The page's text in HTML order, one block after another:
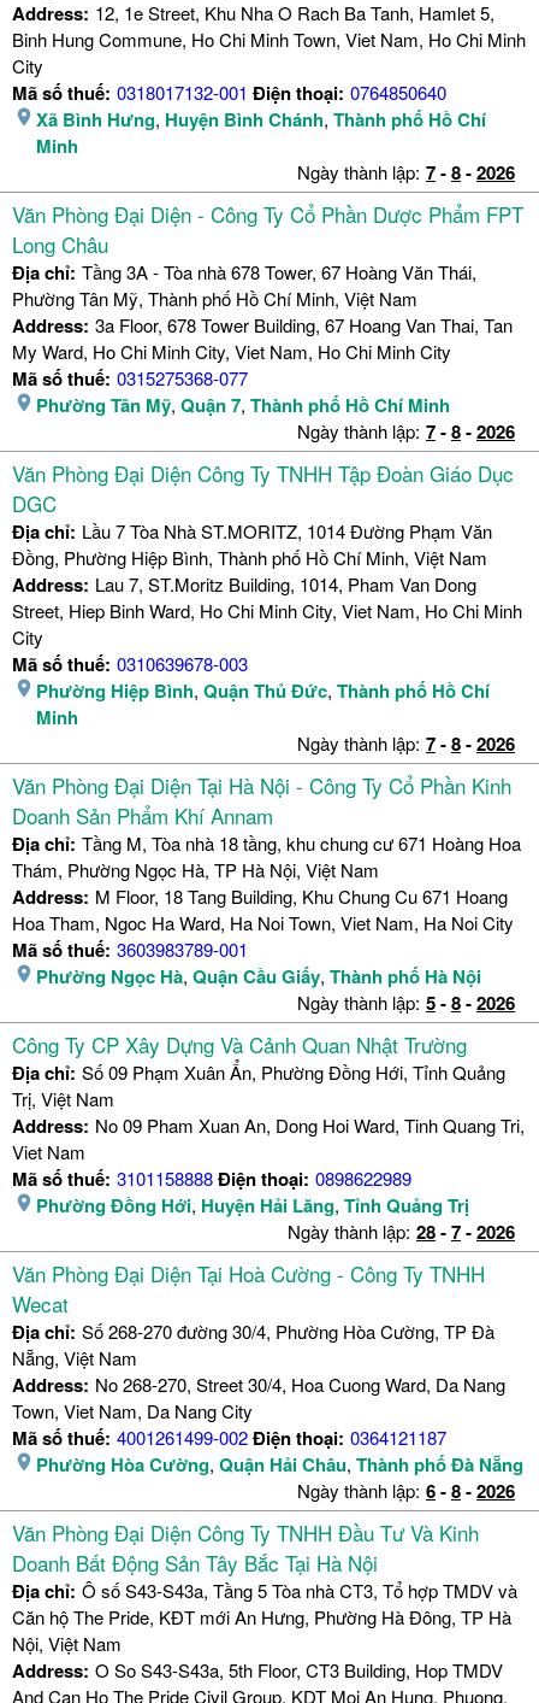
Address: 12, 1e Street, Khu Nha O Rach Ba Tanh, Hamlet 5,
Binh Hung Commune, Ho Chi Minh Town, Viet Nam, Ho Chi Minh
City
Mã số thuế: 0318017132-001 Điện thoại: 0764850640
Xã Bình Hưng, Huyện Bình Chánh, Thành phố Hồ Chí
Minh
Ngày thành lập: 7-8-2026
Văn Phòng Đại Diện - Công Ty Cổ Phần Dược Phẩm FPT
Long Châu
Địa chỉ: Tầng 3A - Tòa nhà 678 Tower, 67 Hoàng Văn Thái,
Phường Tân Mỹ, Thành phố Hồ Chí Minh, Việt Nam
Address: 3a Floor, 678 Tower Building, 67 Hoang Van Thai, Tan
My Ward, Ho Chi Minh City, Viet Nam, Ho Chi Minh City
Mã số thuế: 0315275368-077
Phường Tân Mỹ, Quận 7, Thành phố Hồ Chí Minh
Ngày thành lập: 7-8-2026
Văn Phòng Đại Diện Công Ty TNHH Tập Đoàn Giáo Dục
DGC
Địa chỉ: Lầu 7 Tòa Nhà ST.MORITZ, 1014 Đường Phạm Văn
Đồng, Phường Hiệp Bình, Thành phố Hồ Chí Minh, Việt Nam
Address: Lau 7, ST.Moritz Building, 1014, Pham Van Dong
Street, Hiep Binh Ward, Ho Chi Minh City, Viet Nam, Ho Chi Minh
City
Mã số thuế: 0310639678-003
Phường Hiệp Bình, Quận Thủ Đức, Thành phố Hồ Chí
Minh
Ngày thành lập: 7-8-2026
Văn Phòng Đại Diện Tại Hà Nội - Công Ty Cổ Phần Kinh
Doanh Sản Phẩm Khí Annam
Địa chỉ: Tầng M, Tòa nhà 18 tầng, khu chung cư 671 Hoàng Hoa
Thám, Phường Ngọc Hà, TP Hà Nội, Việt Nam
Address: M Floor, 18 Tang Building, Khu Chung Cu 671 Hoang
Hoa Tham, Ngoc Ha Ward, Ha Noi Town, Viet Nam, Ha Noi City
Mã số thuế: 3603983789-001
Phường Ngọc Hà, Quận Cầu Giấy, Thành phố Hà Nội
Ngày thành lập: 5-8-2026
Công Ty CP Xây Dựng Và Cảnh Quan Nhật Trường
Địa chỉ: Số 09 Phạm Xuân Ẩn, Phường Đồng Hới, Tỉnh Quảng
Trị, Việt Nam
Address: No 09 Pham Xuan An, Dong Hoi Ward, Tinh Quang Tri,
Viet Nam
Mã số thuế: 3101158888Điện thoại: 0898622989
Phường Đồng Hới, Huyện Hải Lăng, Tỉnh Quảng Trị
Ngày thành lập: 28-7-2026
Văn Phòng Đại Diện Tại Hoà Cường - Công Ty TNHH
Wecat
Địa chỉ: Số 268-270 đường 30/4, Phường Hòa Cường, TP Đà
Nẵng, Việt Nam
Address: No 268-270, Street 30/4, Hoa Cuong Ward, Da Nang
Town, Viet Nam, Da Nang City
Mã số thuế: 4001261499-002Điện thoại: 0364121187
Phường Hòa Cường, Quận Hải Châu, Thành phố Đà Nẵng
Ngày thành lập: 6-8-2026
Văn Phòng Đại Diện Công Ty TNHH Đầu Tư Và Kinh
Doanh Bất Động Sản Tây Bắc Tại Hà Nội
Địa chỉ: Ô số S43-S43a, Tầng 5 Tòa nhà CT3, Tổ hợp TMDV và
Căn hộ The Pride, KĐT mới An Hưng, Phường Hà Đông, TP Hà
Nội, Việt Nam
Address: O So S43-S43a, 5th Floor, CT3 Building, Hop TMDV
And Can Ho The Pride Civil Group, KDT Moi An Hung, Phuong,